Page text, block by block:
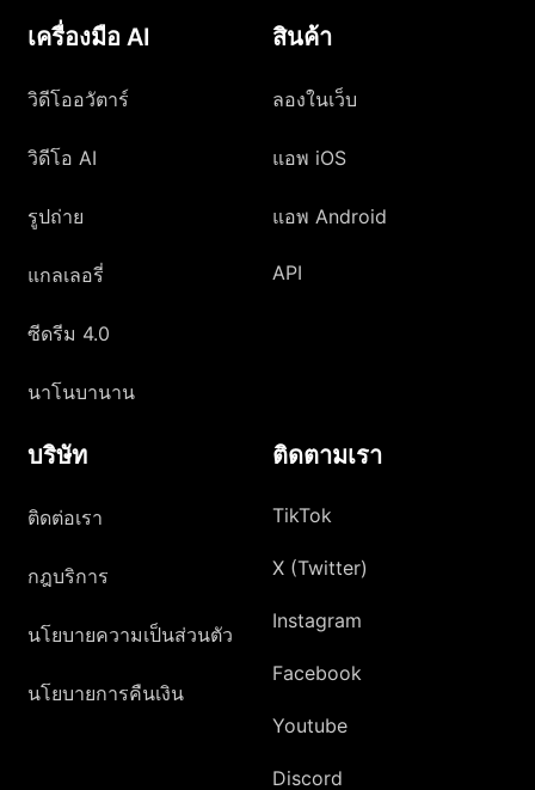
เครื่องมือ AI
วิดีโออวัตาร์
วิดีโอ AI
รูปถ่าย
แกลเลอรี่
ซีดรีม 4.0
นาโนบานาน
สินค้า
ลองในเว็บ
แอพ iOS
แอพ Android
API
บริษัท
ติดต่อเรา
กฎบริการ
นโยบายความเป็นส่วนตัว
นโยบายการคืนเงิน
ติดตามเรา
TikTok
X (Twitter)
Instagram
Facebook
Youtube
Discord